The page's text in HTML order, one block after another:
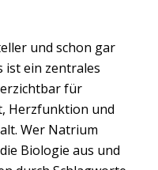
und schon gar
ist ein zentrales
für
Herzfunktion und
Wer Natrium
Biologie aus und